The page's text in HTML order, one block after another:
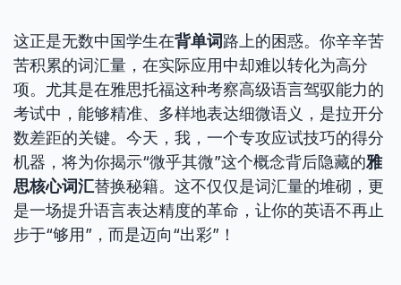
这正是无数中国学生在背单词路上的困惑。你辛辛苦
苦积累的词汇量，在实际应用中却难以转化为高分
项。尤其是在雅思托福这种考察高级语言驾驭能力的
考试中，能够精准、多样地表达细微语义，是拉开分
数差距的关键。今天，我，一个专攻应试技巧的得分
机器，将为你揭示“微乎其微”这个概念背后隐藏的雅
思核心词汇替换秘籍。这不仅仅是词汇量的堆砌，更
是一场提升语言表达精度的革命，让你的英语不再止
步于“够用”，而是迈向“出彩”！